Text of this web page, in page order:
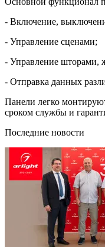
- Включение,
- Управление сценами;
- Управление шторами,
- Отправка данных
Панели легко
сроком службы и
Последние новости